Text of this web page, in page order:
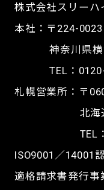
株式会社スリーハ
本社：〒224-0023
神奈川県
TEL：
札幌営業所：〒
北海
TEL：
ISO9001／14001
適格請求書発行事